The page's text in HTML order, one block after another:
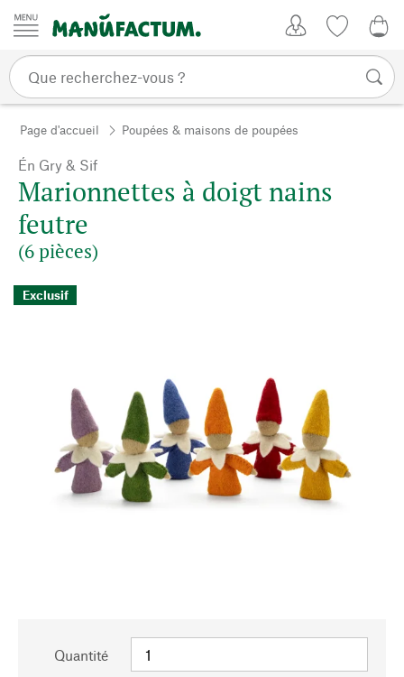
Passer au contenu
Page d'accueil Poupées & maisons de poupées
Én Gry & Sif
Marionnettes à doigt nains
feutre
(6 pièces)
Exclusif
Quantité